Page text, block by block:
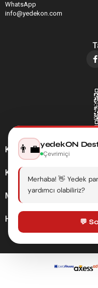
WhatsApp
info@yedekon.com
Kategoriler
Kurumsal
Müşteri Hizmetleri
Hesabım
👨‍💼yedekON
Çevrimiçi
Merhaba! 👋 Yedek
yardımcı olabiliriz?
💬